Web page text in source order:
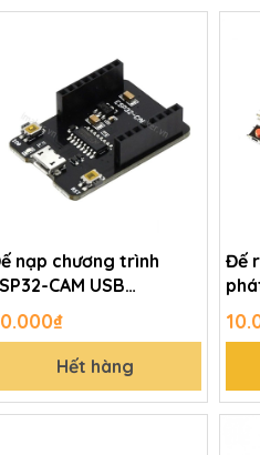
nạp chương trình
CAM USB
adapter
Hết hàng
Đế